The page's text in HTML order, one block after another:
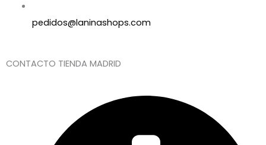
pedidos@laninashops.com
CONTACTO TIENDA MADRID